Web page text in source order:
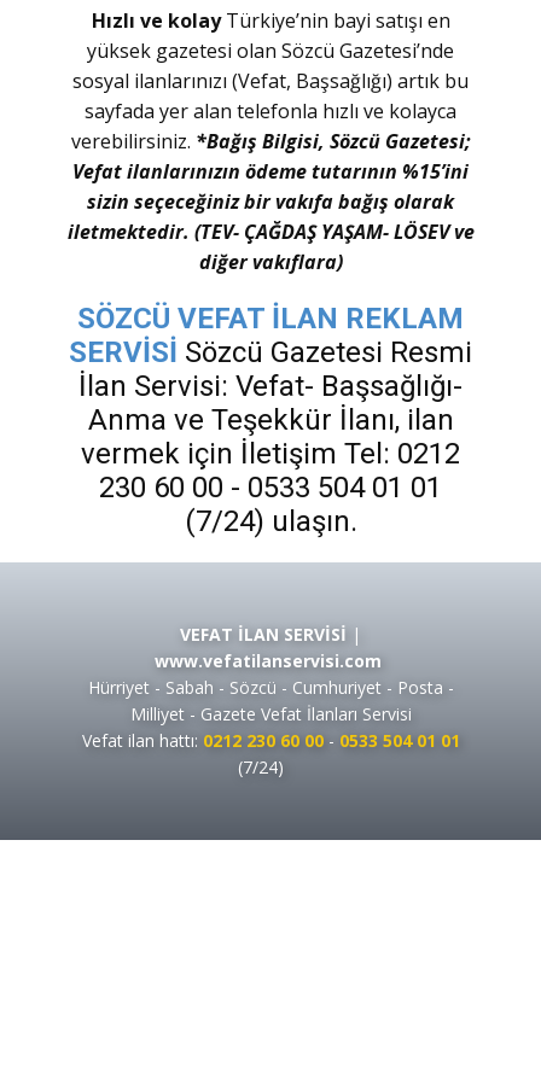
Hızlı ve kolayTürkiye’nin bayi satışı en
yüksek gazetesi olan Sözcü Gazetesi’nde
sosyal ilanlarınızı (Vefat, Başsağlığı) artık bu
sayfada yer alan telefonla hızlı ve kolayca
verebilirsiniz. *Bağış Bilgisi, Sözcü Gazetesi;
Vefat ilanlarınızın ödeme tutarının %15’ini
sizin seçeceğiniz bir vakıfa bağış olarak
iletmektedir. (TEV- ÇAĞDAŞ YAŞAM- LÖSEV ve
diğer vakıflara)
SÖZCÜ VEFAT İLAN REKLAM
SERVİSİ Sözcü Gazetesi Resmi
İlan Servisi: Vefat- Başsağlığı-
Anma ve Teşekkür İlanı, ilan
vermek için İletişim Tel: 0212
230 60 00 - 0533 504 01 01
(7/24) ulaşın.
VEFAT İLAN SERVİSİ |
www.vefatilanservisi.com
Hürriyet - Sabah - Sözcü - Cumhuriyet - Posta -
Milliyet - Gazete Vefat İlanları Servisi
Vefat ilan hattı: 0212 230 60 00 - 0533 504 01 01
(7/24)